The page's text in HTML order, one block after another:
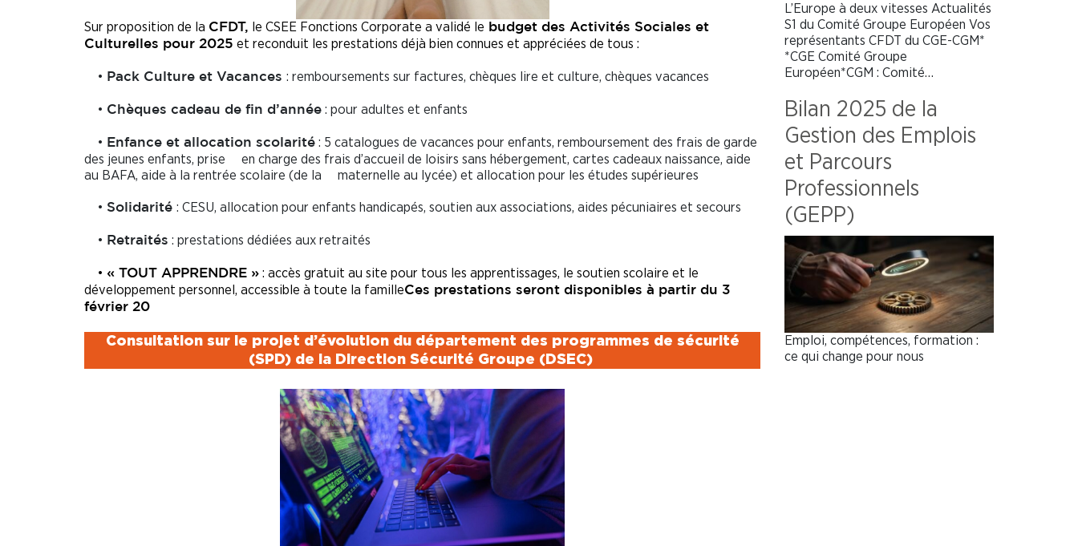
Sur proposition de la CFDT, le CSEE Fonctions Corporate a validé le budget des Activités Sociales et
Culturelles pour 2025 et reconduit les prestations déjà bien connues et appréciées de tous :
• Pack Culture et Vacances : remboursements sur factures, chèques lire et culture, chèques vacances
• Chèques cadeau de fin d’année : pour adultes et enfants
• Enfance et allocation scolarité : 5 catalogues de vacances pour enfants, remboursement des frais de garde
des jeunes enfants, prise en charge des frais d’accueil de loisirs sans hébergement, cartes cadeaux naissance, aide
au BAFA, aide à la rentrée scolaire (de la maternelle au lycée) et allocation pour les études supérieures
• Solidarité : CESU, allocation pour enfants handicapés, soutien aux associations, aides pécuniaires et secours
• Retraités : prestations dédiées aux retraités
• « TOUT APPRENDRE » : accès gratuit au site pour tous les apprentissages, le soutien scolaire et le
développement personnel, accessible à toute la familleCes prestations seront disponibles à partir du 3
février 20
Consultation sur le projet d’évolution du département des programmes de sécurité
(SPD) de la Direction Sécurité Groupe (DSEC)
L’Europe à deux vitesses Actualités
S1 du Comité Groupe Européen Vos
représentants CFDT du CGE-CGM*
*CGE Comité Groupe
Européen*CGM : Comité…
Bilan 2025 de la
Gestion des Emplois
et Parcours
Professionnels
(GEPP)
Emploi, compétences, formation :
ce qui change pour nous